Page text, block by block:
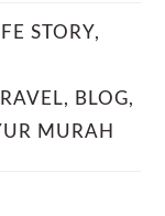
STORY,
, BLOG,
MURAH